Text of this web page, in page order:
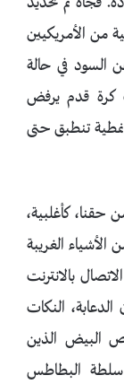
من الأمريكيين
السود في حالة
كرة قدم يرفض
تنطبق حتى
حقنا، كأغلبية،
الغريبة
بالانترنت
النكات
البيض الذين
سلطة البطاطس